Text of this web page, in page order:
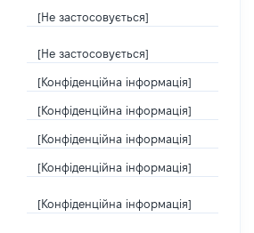
[Не застосовується]
[Не застосовується]
[Конфіденційна інформація]
[Конфіденційна інформація]
[Конфіденційна інформація]
[Конфіденційна інформація]
[Конфіденційна інформація]